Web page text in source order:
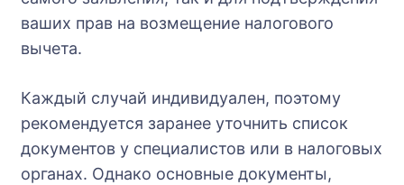
ваших прав на возмещение налогового
вычета.
Каждый случай индивидуален, поэтому
рекомендуется заранее уточнить список
документов у специалистов или в налоговых
органах. Однако основные документы,